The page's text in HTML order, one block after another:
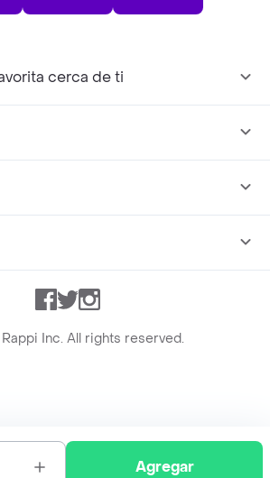
Agregar
cerca de ti
Facebook
TwitterInstagram
Rappi Inc. All rights reserved.